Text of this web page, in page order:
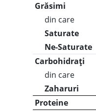
Grăsimi
din care
Saturate
Ne-Saturate
Carbohidrați
din care
Zaharuri
Proteine